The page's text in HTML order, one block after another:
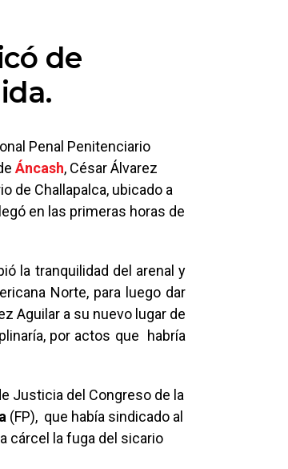
de
Penal Penitenciario
Áncash, César Álvarez
de Challapalca, ubicado a
en las primeras horas de
la tranquilidad del arenal y
Norte, para luego dar
Aguilar a su nuevo lugar de
por actos que habría
Justicia del Congreso de la
(FP), que había sindicado al
cárcel la fuga del sicario